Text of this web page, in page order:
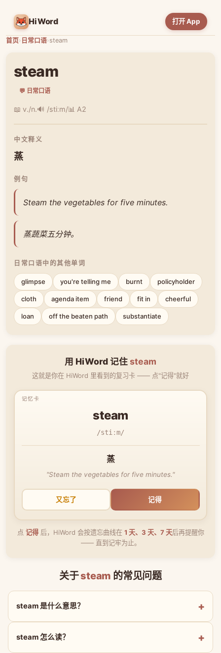
HiWord 打开 App
首页› 日常口语›steam
steam
💬 日常口语
📖 v./n.🔊 /stiːm/📊 A2
中文释义
蒸
例句
Steam the vegetables for five minutes.
蒸蔬菜五分钟。
日常口语中的其他单词
glimpse you're telling me burnt policyholder
cloth agenda item friend fit in cheerful
loan off the beaten path substantiate
用 HiWord 记住steam
这就是你在 HiWord 里看到的复习卡 —— 点"记得"就好
steam
/stiːm/
蒸
"Steam the vegetables for five minutes."
又忘了 记得
点 记得后，HiWord 会按遗忘曲线在 1 天、3 天、7 天后再提醒你
—— 直到记牢为止。
关于steam 的常见问题
steam 是什么意思？
steam 怎么读？